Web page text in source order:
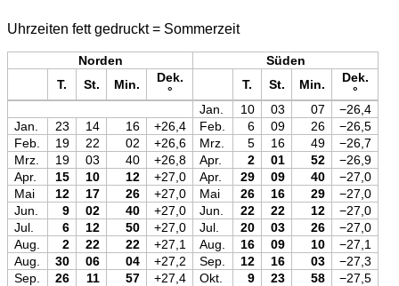
Uhrzeiten fett gedruckt = Sommerzeit
Norden
Süden
T.
St. Min.
Dek.
°
T. St. Min.
Dek.
°
Jan.
10 03 07
−26,4
Jan.
23 14 16 +26,4 Feb. 6 09 26
−26,5
Feb.
19 22 02 +26,6 Mrz. 5 16 49
−26,7
Mrz.
19 03 40 +26,8 Apr. 2 01 52
−26,9
Apr.
15 10 12 +27,0 Apr. 29 09 40
−27,0
Mai
12 17 26 +27,0 Mai 26 16 29
−27,0
Jun.
9 02 40 +27,0 Jun. 22 22 12
−27,0
Jul.
6 12 50 +27,0 Jul. 20 03 26
−27,0
Aug.
2 22 22 +27,1 Aug. 16 09 10
−27,1
Aug.
30 06 04 +27,2 Sep. 12 16 03
−27,3
Sep.
26 11 57 +27,4 Okt. 9 23 58
−27,5